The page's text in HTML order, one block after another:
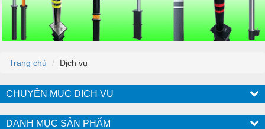
Trang chủ Dịch vụ
CHUYÊN MỤC DỊCH VỤ
DANH MỤC SẢN PHẨM